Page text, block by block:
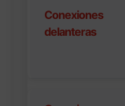
Conexiones
delanteras